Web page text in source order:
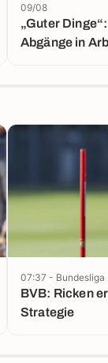
„Guter
Abgänge in
09/08
BVB: Ricken
Strategie
07:37 - Bundesliga